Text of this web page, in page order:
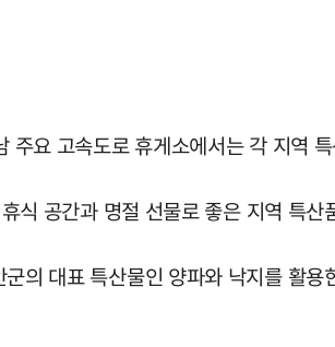
요 고속도로 휴게소에서는 각 지역
식 공간과 명절 선물로 좋은 지역 특산
의 대표 특산물인 양파와 낙지를 활